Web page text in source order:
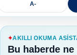
A-
AKILLI OKUMA
Bu haberde ne